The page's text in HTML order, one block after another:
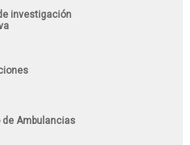
investigación
de Ambulancias